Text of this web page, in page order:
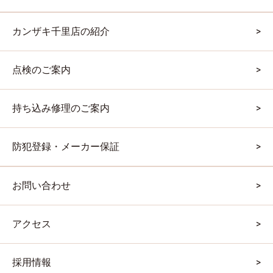
カンザキ千里店の紹介
点検のご案内
持ち込み修理のご案内
防犯登録・メーカー保証
お問い合わせ
アクセス
採用情報